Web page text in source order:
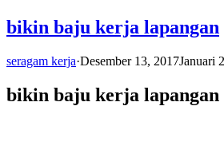
bikin baju kerja lapangan
seragam kerja·Desember 13, 2017Januari
bikin baju kerja lapangan